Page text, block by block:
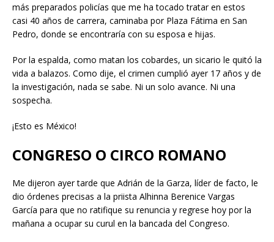
más preparados policías que me ha tocado tratar en estos
casi 40 años de carrera, caminaba por Plaza Fátima en San
Pedro, donde se encontraría con su esposa e hijas.
Por la espalda, como matan los cobardes, un sicario le quitó la
vida a balazos. Como dije, el crimen cumplió ayer 17 años y de
la investigación, nada se sabe. Ni un solo avance. Ni una
sospecha.
¡Esto es México!
CONGRESO O CIRCO ROMANO
Me dijeron ayer tarde que Adrián de la Garza, líder de facto, le
dio órdenes precisas a la priista Alhinna Berenice Vargas
García para que no ratifique su renuncia y regrese hoy por la
mañana a ocupar su curul en la bancada del Congreso.